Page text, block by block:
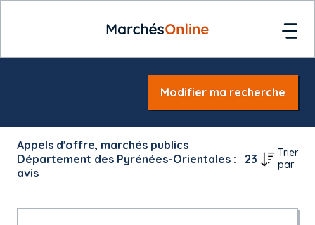
Modifier ma recherche
Appels d'offre, marchés publics
Département des Pyrénées-Orientales :
23
avis
Trier
par